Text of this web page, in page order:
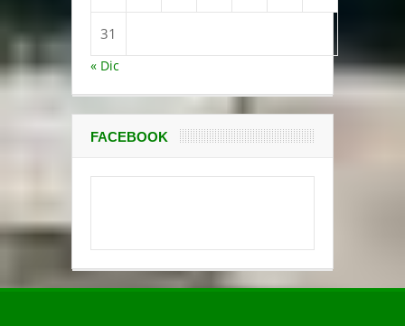
31
« Dic
FACEBOOK